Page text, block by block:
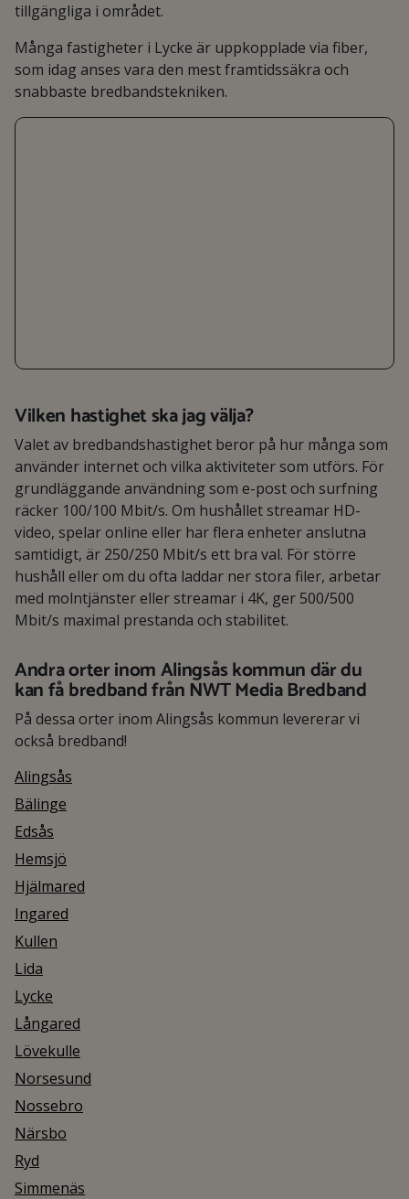
tillgängliga i området.
Många fastigheter i Lycke är uppkopplade via fiber,
som idag anses vara den mest framtidssäkra och
snabbaste bredbandstekniken.
Vilken hastighet ska jag välja?
Valet av bredbandshastighet beror på hur många som
använder internet och vilka aktiviteter som utförs. För
grundläggande användning som e-post och surfning
räcker 100/100 Mbit/s. Om hushållet streamar HD-
video, spelar online eller har flera enheter anslutna
samtidigt, är 250/250 Mbit/s ett bra val. För större
hushåll eller om du ofta laddar ner stora filer, arbetar
med molntjänster eller streamar i 4K, ger 500/500
Mbit/s maximal prestanda och stabilitet.
Andra orter inom Alingsås kommun där du
kan få bredband från NWT Media Bredband
På dessa orter inom Alingsås kommun levererar vi
också bredband!
Alingsås
Bälinge
Edsås
Hemsjö
Hjälmared
Ingared
Kullen
Lida
Lycke
Långared
Lövekulle
Norsesund
Nossebro
Närsbo
Ryd
Simmenäs